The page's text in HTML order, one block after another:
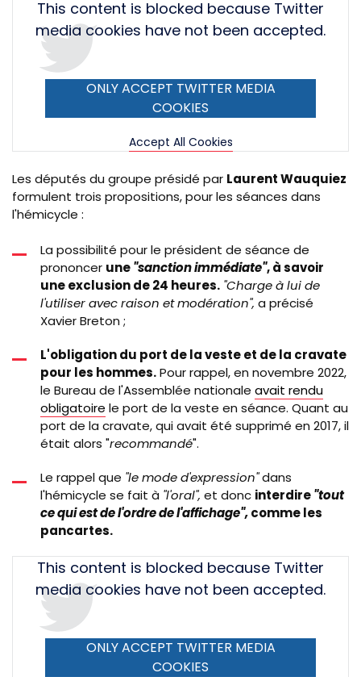
TweetThis content is blocked because Twitter
media cookies have not been accepted.
ONLY ACCEPT TWITTER MEDIA
COOKIES
Accept All Cookies
Les députés du groupe présidé par Laurent Wauquiez
formulent trois propositions, pour les séances dans
l'hémicycle :
La possibilité pour le président de séance de
prononcer une"sanction immédiate", à savoir
une exclusion de 24 heures. "Charge à lui de
l'utiliser avec raison et modération", a précisé
Xavier Breton ;
L'obligation du port de la veste et de la cravate
pour les hommes.Pour rappel, en novembre 2022,
le Bureau de l'Assemblée nationale avait rendu
obligatoire le port de la veste en séance. Quant au
port de la cravate, qui avait été supprimé en 2017, il
était alors "recommandé".
Le rappel que "le mode d'expression"dans
l'hémicycle se fait à "l'oral", et donc interdire"tout
ce qui est de l'ordre de l'affichage",comme les
pancartes.
TweetThis content is blocked because Twitter
media cookies have not been accepted.
ONLY ACCEPT TWITTER MEDIA
COOKIES